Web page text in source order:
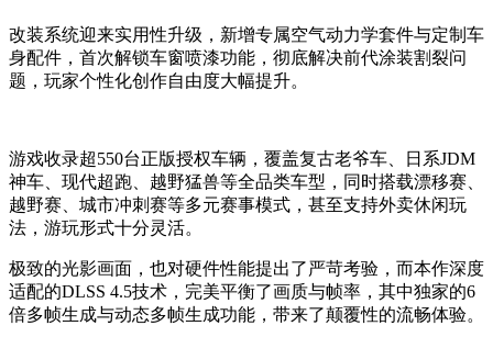
改装系统迎来实用性升级，新增专属空气动力学套件与定制车
身配件，首次解锁车窗喷漆功能，彻底解决前代涂装割裂问
题，玩家个性化创作自由度大幅提升。
游戏收录超550台正版授权车辆，覆盖复古老爷车、日系JDM
神车、现代超跑、越野猛兽等全品类车型，同时搭载漂移赛、
越野赛、城市冲刺赛等多元赛事模式，甚至支持外卖休闲玩
法，游玩形式十分灵活。
极致的光影画面，也对硬件性能提出了严苛考验，而本作深度
适配的DLSS 4.5技术，完美平衡了画质与帧率，其中独家的6
倍多帧生成与动态多帧生成功能，带来了颠覆性的流畅体验。